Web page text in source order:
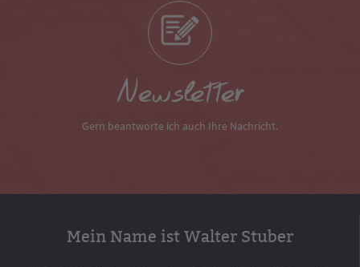
Newsletter
Gern beantworte ich auch Ihre Nachricht.
Mein Name ist Walter Stuber